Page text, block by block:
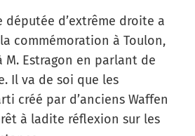
députée d’extrême droite a
commémoration à Toulon,
M. Estragon en parlant de
Il va de soi que les
créé par d’anciens Waffen
à ladite réflexion sur les